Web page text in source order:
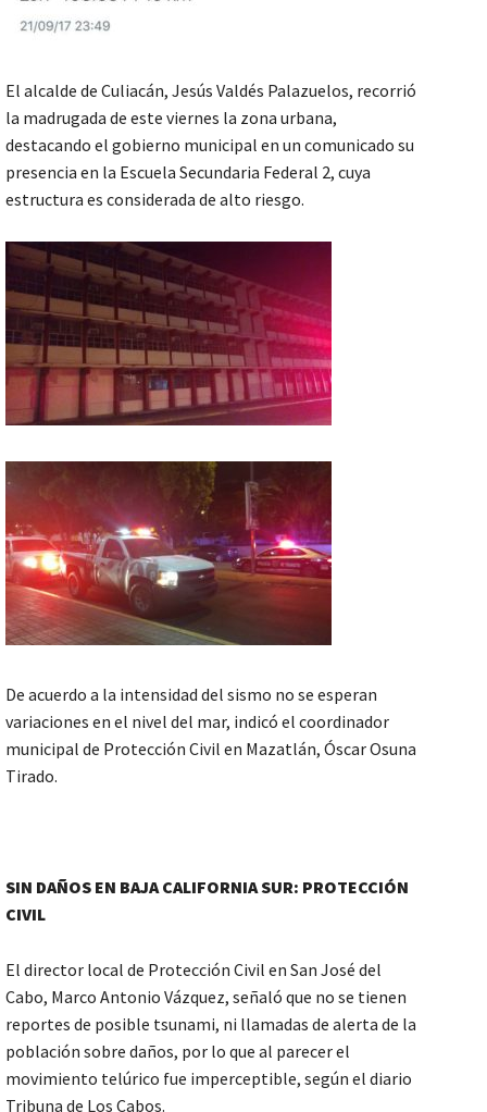
El alcalde de Culiacán, Jesús Valdés Palazuelos, recorrió
la madrugada de este viernes la zona urbana,
destacando el gobierno municipal en un comunicado su
presencia en la Escuela Secundaria Federal 2, cuya
estructura es considerada de alto riesgo.
De acuerdo a la intensidad del sismo no se esperan
variaciones en el nivel del mar, indicó el coordinador
municipal de Protección Civil en Mazatlán, Óscar Osuna
Tirado.
SIN DAÑOS EN BAJA CALIFORNIA SUR: PROTECCIÓN
CIVIL
El director local de Protección Civil en San José del
Cabo, Marco Antonio Vázquez, señaló que no se tienen
reportes de posible tsunami, ni llamadas de alerta de la
población sobre daños, por lo que al parecer el
movimiento telúrico fue imperceptible, según el diario
Tribuna de Los Cabos.